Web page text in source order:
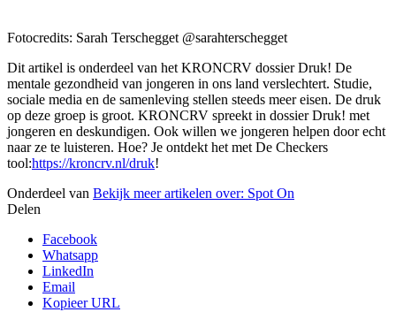
Fotocredits: Sarah Terschegget @sarahterschegget
Dit artikel is onderdeel van het KRONCRV dossier Druk! De
mentale gezondheid van jongeren in ons land verslechtert. Studie,
sociale media en de samenleving stellen steeds meer eisen. De druk
op deze groep is groot. KRONCRV spreekt in dossier Druk! met
jongeren en deskundigen. Ook willen we jongeren helpen door echt
naar ze te luisteren. Hoe? Je ontdekt het met De Checkers
tool:https://kroncrv.nl/druk!
Onderdeel van Bekijk meer artikelen over: Spot On
Delen
Facebook
Whatsapp
LinkedIn
Email
Kopieer URL